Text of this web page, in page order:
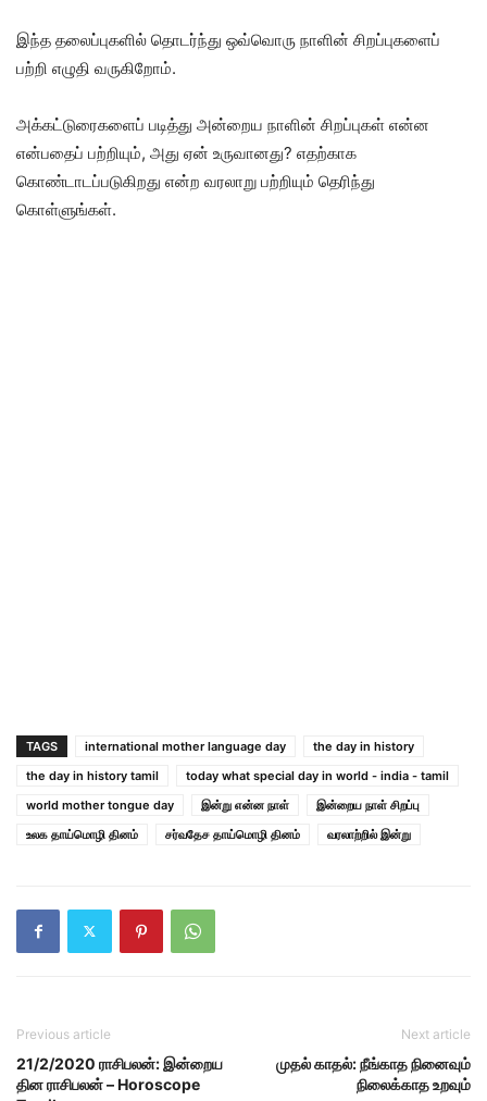
இந்த தலைப்புகளில் தொடர்ந்து ஒவ்வொரு நாளின் சிறப்புகளைப்
பற்றி எழுதி வருகிறோம்.
அக்கட்டுரைகளைப் படித்து அன்றைய நாளின் சிறப்புகள் என்ன
என்பதைப் பற்றியும், அது ஏன் உருவானது? எதற்காக
கொண்டாடப்படுகிறது என்ற வரலாறு பற்றியும் தெரிந்து
கொள்ளுங்கள்.
TAGS international mother language day
the day in history
the day in history tamil
today what special day in world - india - tamil
world mother tongue day
இன்று என்ன நாள்
இன்றைய நாள் சிறப்பு
உலக தாய்மொழி தினம்
சர்வதேச தாய்மொழி தினம் வரலாற்றில் இன்று
Previous article
21/2/2020 ராசிபலன்: இன்றைய
தின ராசிபலன் – Horoscope
Next article
முதல் காதல்: நீங்காத நினைவும்
நிலைக்காத உறவும்